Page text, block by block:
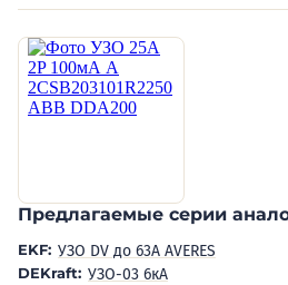
Предлагаемые серии
EKF: УЗО DV до 63А AVERES
DEKraft: УЗО-03 6кА